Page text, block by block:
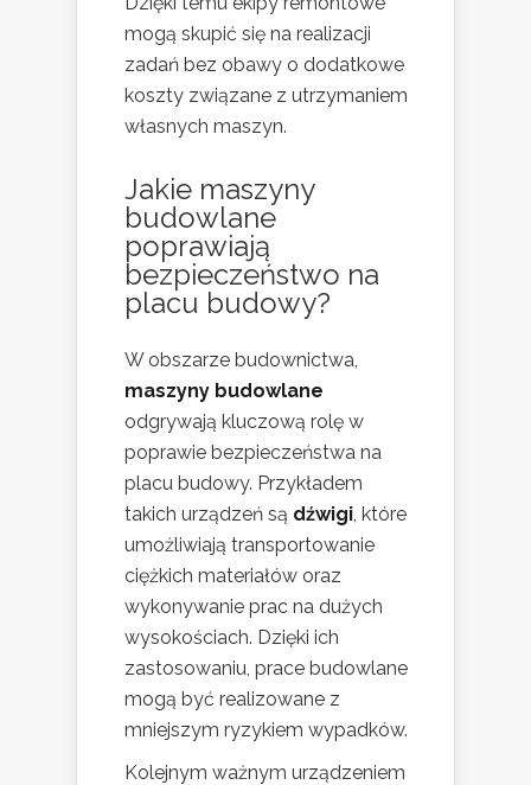
mogą skupić się na realizacji
zadań bez obawy o dodatkowe
koszty związane z utrzymaniem
własnych maszyn.
Jakie maszyny
budowlane
poprawiają
bezpieczeństwo na
placu budowy?
W obszarze budownictwa,
maszyny budowlane
odgrywają kluczową rolę w
poprawie bezpieczeństwa na
placu budowy. Przykładem
takich urządzeń są dźwigi , które
umożliwiają transportowanie
ciężkich materiałów oraz
wykonywanie prac na dużych
wysokościach. Dzięki ich
zastosowaniu, prace budowlane
mogą być realizowane z
mniejszym ryzykiem wypadków.
Kolejnym ważnym urządzeniem